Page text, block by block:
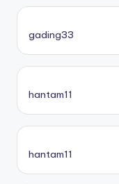
gading33
hantam11
hantam11